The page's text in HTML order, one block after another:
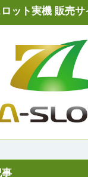
ット実機 販売サ